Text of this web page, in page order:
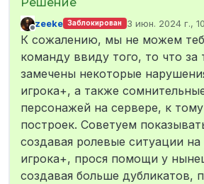
Не в сети
zeekе Заблокирован 3 июн. 2024 г.,
К сожалению, мы не можем
команду ввиду того, то что за
замечены некоторые
игрока+, а также
персонажей на сервере, к
построек. Советуем
создавая ролевые ситуации
игрока+, прося помощи у
создавая больше дубликатов,